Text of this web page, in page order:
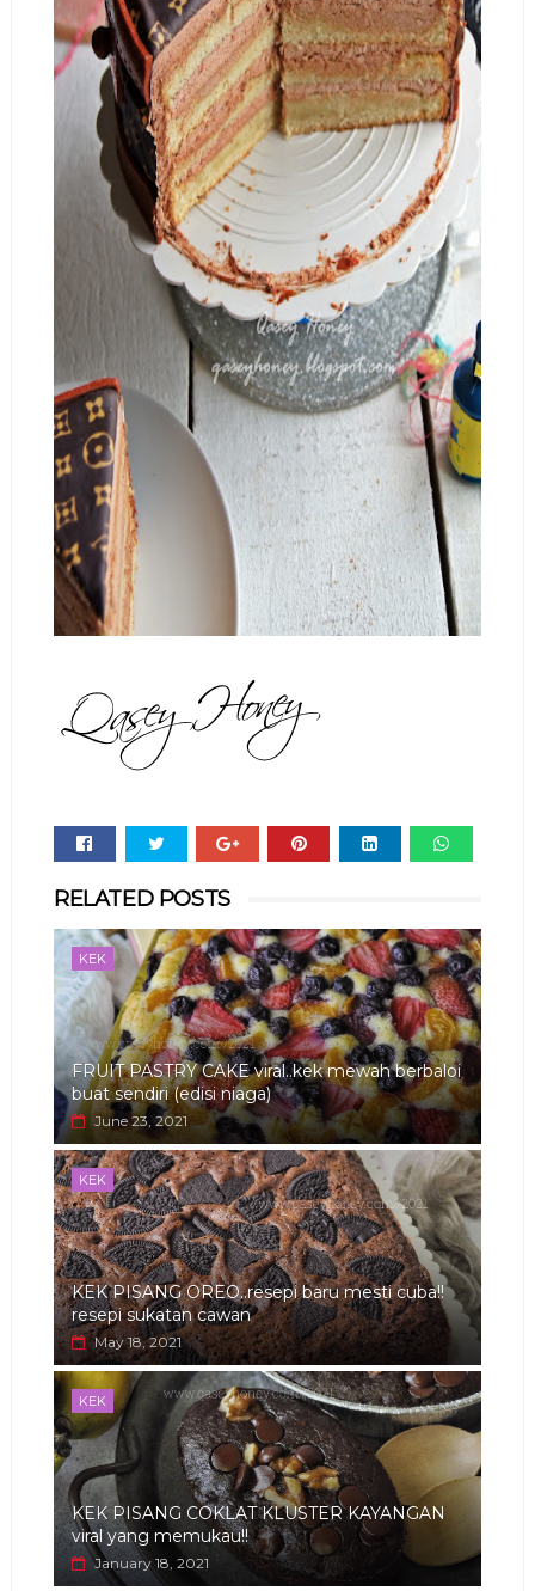
RELATED POSTS
KEK
FRUIT PASTRY CAKE viral..kek mewah berbaloi
buat sendiri (edisi niaga)
June 23, 2021
KEK
KEK PISANG OREO..resepi baru mesti cuba!!
resepi sukatan cawan
May 18, 2021
KEK
KEK PISANG COKLAT KLUSTER KAYANGAN
viral yang memukau!!
January 18, 2021